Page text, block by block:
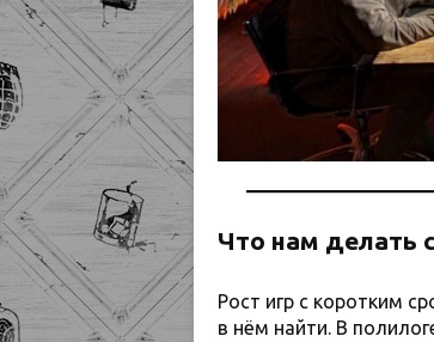
Что нам делать
Рост игр с коротким
в нём найти. В